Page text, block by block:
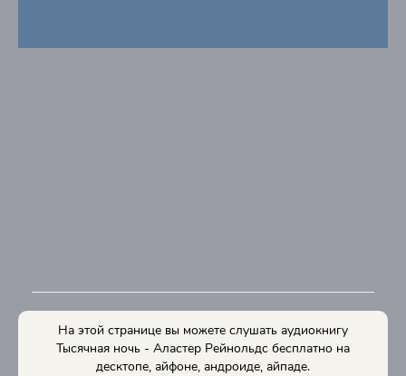
На этой странице вы можете слушать аудиокнигу
Тысячная ночь - Аластер Рейнольдс бесплатно на
десктопе, айфоне, андроиде, айпаде.